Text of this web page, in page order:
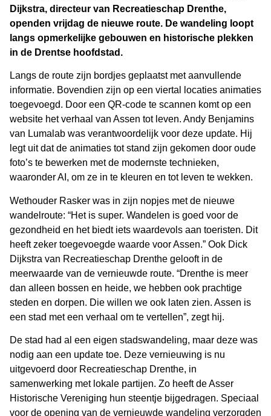
Dijkstra, directeur van Recreatieschap Drenthe,
openden vrijdag de nieuwe route. De wandeling loopt
langs opmerkelijke gebouwen en historische plekken
in de Drentse hoofdstad.
Langs de route zijn bordjes geplaatst met aanvullende
informatie. Bovendien zijn op een viertal locaties animaties
toegevoegd. Door een QR-code te scannen komt op een
website het verhaal van Assen tot leven. Andy Benjamins
van Lumalab was verantwoordelijk voor deze update. Hij
legt uit dat de animaties tot stand zijn gekomen door oude
foto’s te bewerken met de modernste technieken,
waaronder AI, om ze in te kleuren en tot leven te wekken.
Wethouder Rasker was in zijn nopjes met de nieuwe
wandelroute: “Het is super. Wandelen is goed voor de
gezondheid en het biedt iets waardevols aan toeristen. Dit
heeft zeker toegevoegde waarde voor Assen.” Ook Dick
Dijkstra van Recreatieschap Drenthe gelooft in de
meerwaarde van de vernieuwde route. “Drenthe is meer
dan alleen bossen en heide, we hebben ook prachtige
steden en dorpen. Die willen we ook laten zien. Assen is
een stad met een verhaal om te vertellen”, zegt hij.
De stad had al een eigen stadswandeling, maar deze was
nodig aan een update toe. Deze vernieuwing is nu
uitgevoerd door Recreatieschap Drenthe, in
samenwerking met lokale partijen. Zo heeft de Asser
Historische Vereniging hun steentje bijgedragen. Speciaal
voor de opening van de vernieuwde wandeling verzorgden